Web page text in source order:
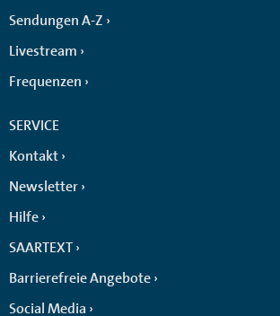
Sendungen A-Z
Livestream
Frequenzen
SERVICE
Kontakt
Newsletter
Hilfe
SAARTEXT
Barrierefreie Angebote
Social Media